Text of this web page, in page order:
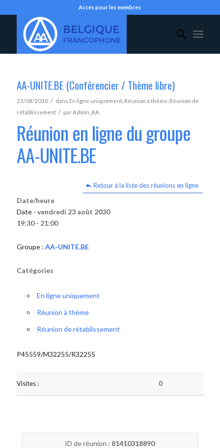
Accès pour les membres
AA-UNITE.BE (Conférencier / Thème libre)
23/08/2030 / dans En ligne uniquement, Réunion à thème Réunion de
rétablissement / parAdmin_AA
Réunion en ligne du groupe
AA-UNITE.BE
Retour à la liste des réunions en ligne
Date/heure
Date - vendredi 23 août 2030
19:30 - 21:00
Groupe : AA-UNITE.BE
Catégories
En ligne uniquement
Réunion à thème
Réunion de rétablissement
P45559/M32255/R32255
Visites : 0
ID de réunion : 81410318890